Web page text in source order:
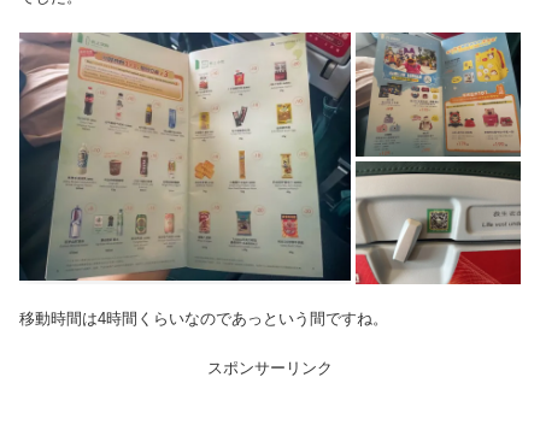
移動時間は4時間くらいなのであっという間ですね。
スポンサーリンク